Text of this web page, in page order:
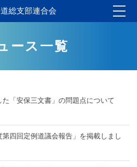
総支部連合会
ース一覧
た「安保三文書」の問題点について
第四回定例道議会報告」を掲載しまし